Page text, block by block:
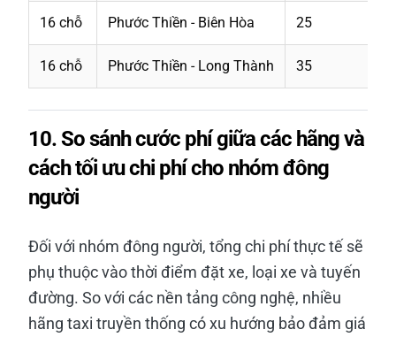
16 chỗ Phước Thiền - Biên Hòa 25
16 chỗ Phước Thiền - Long Thành 35
10. So sánh cước phí giữa các hãng và
cách tối ưu chi phí cho nhóm đông
người
Đối với nhóm đông người, tổng chi phí thực tế sẽ
phụ thuộc vào thời điểm đặt xe, loại xe và tuyến
đường. So với các nền tảng công nghệ, nhiều
hãng taxi truyền thống có xu hướng bảo đảm giá